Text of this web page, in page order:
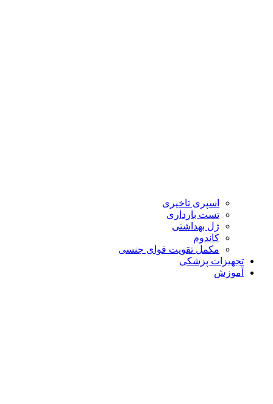
اسپری تاخیری
تست بارداری
ژل بهداشتی
کاندوم
مکمل تقویت قوای جنسی
تجهیزات پزشکی
آموزش